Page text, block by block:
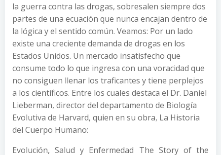
la guerra contra las drogas, sobresalen siempre dos
partes de una ecuación que nunca encajan dentro de
la lógica y el sentido común. Veamos: Por un lado
existe una creciente demanda de drogas en los
Estados Unidos. Un mercado insatisfecho que
consume todo lo que ingresa con una voracidad que
no consiguen llenar los traficantes y tiene perplejos
a los científicos. Entre los cuales destaca el Dr. Daniel
Lieberman, director del departamento de Biología
Evolutiva de Harvard, quien en su obra, La Historia
del Cuerpo Humano:
Evolución, Salud y Enfermedad The Story of the